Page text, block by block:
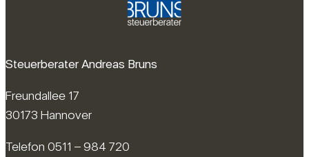
Steuerberater Andreas Bruns
Freundallee 17
30173 Hannover
Telefon 0511 – 984 720